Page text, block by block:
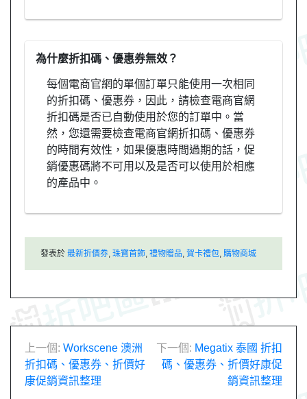
為什麼折扣碼、優惠券無效？
每個電商官網的單個訂單只能使用一次相同
的折扣碼、優惠券，因此，請檢查電商官網
折扣碼是否已自動使用於您的訂單中。當
然，您還需要檢查電商官網折扣碼、優惠券
的時間有效性，如果優惠時間過期的話，促
銷優惠碼將不可用以及是否可以使用於相應
的產品中。
發表於 最新折價券 珠寶首飾 禮物贈品 賀卡禮包 購物商城
文
章
上一個: Workscene 澳洲
折扣碼、優惠券、折價好
康促銷資訊整理
下一個: Megatix 泰國 折扣
碼、優惠券、折價好康促
銷資訊整理